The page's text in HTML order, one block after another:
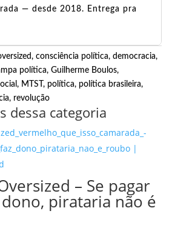
— desde 2018. Entrega pra
,consciência política,democracia,
política,Guilherme Boulos,
, MTST, política, política brasileira,
, revolução
dessa categoria
– Se pagar
pirataria não é